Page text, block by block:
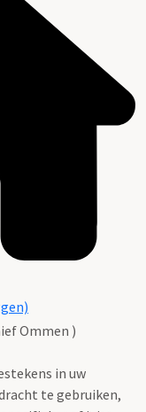
Ommen )
in uw
te gebruiken,